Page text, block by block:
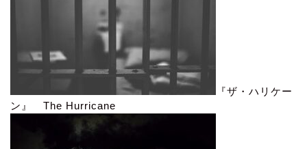
『ザ・ハリケー
ン』 The Hurricane